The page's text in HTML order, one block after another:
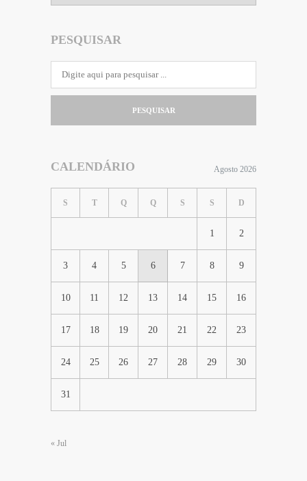
PESQUISAR
PESQUISAR
CALENDÁRIO Agosto 2026
S T Q Q S S D
1 2
3 4 5 6 7 8 9
10 11 12 13 14 15 16
17 18 19 20 21 22 23
24 25 26 27 28 29 30
31
« Jul